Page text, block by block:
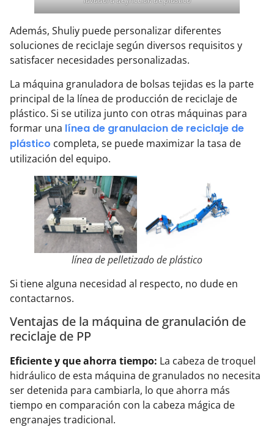
Además, Shuliy puede personalizar diferentes
soluciones de reciclaje según diversos requisitos y
satisfacer necesidades personalizadas.
La máquina granuladora de bolsas tejidas es la parte
principal de la línea de producción de reciclaje de
plástico. Si se utiliza junto con otras máquinas para
formar una línea de granulacion de reciclaje de
plástico completa, se puede maximizar la tasa de
utilización del equipo.
línea de pelletizado de plástico
Si tiene alguna necesidad al respecto, no dude en
contactarnos.
Ventajas de la máquina de granulación de
reciclaje de PP
Eficiente y que ahorra tiempo: La cabeza de troquel
hidráulico de esta máquina de granulados no necesita
ser detenida para cambiarla, lo que ahorra más
tiempo en comparación con la cabeza mágica de
engranajes tradicional.